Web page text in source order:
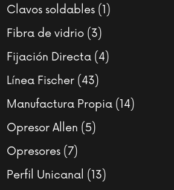
Clavos soldables 11
Fibra de vidrio 33
productos
Fijación Directa 44
Línea Fischer 4343
productos
Manufactura Propia 1414
Opresor Allen 55
Opresores 77
productos
Perfil Unicanal 1313